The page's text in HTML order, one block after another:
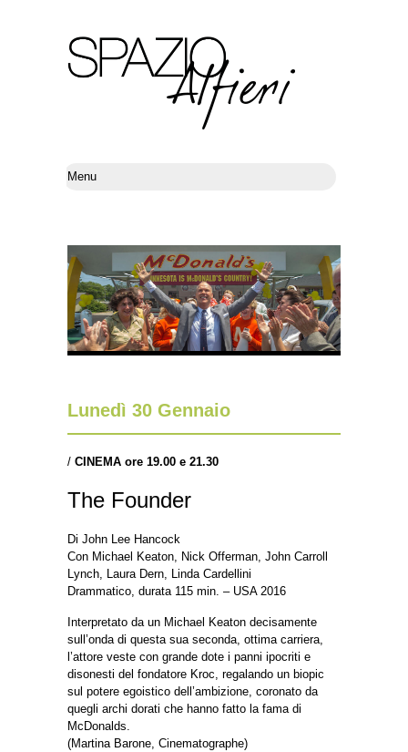
Lunedì 30 Gennaio
/ CINEMA ore 19.00 e 21.30
The Founder
Di John Lee Hancock
Con Michael Keaton, Nick Offerman, John Carroll
Lynch, Laura Dern, Linda Cardellini
Drammatico, durata 115 min. – USA 2016
Interpretato da un Michael Keaton decisamente
sull’onda di questa sua seconda, ottima carriera,
l’attore veste con grande dote i panni ipocriti e
disonesti del fondatore Kroc, regalando un biopic
sul potere egoistico dell’ambizione, coronato da
quegli archi dorati che hanno fatto la fama di
McDonalds.
(Martina Barone, Cinematographe)